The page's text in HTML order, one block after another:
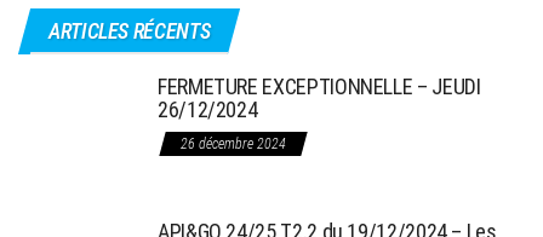
ARTICLES RÉCENTS
FERMETURE EXCEPTIONNELLE – JEUDI
26/12/2024
26 décembre 2024
API&GO 24/25 T2.2 du 19/12/2024 – Les